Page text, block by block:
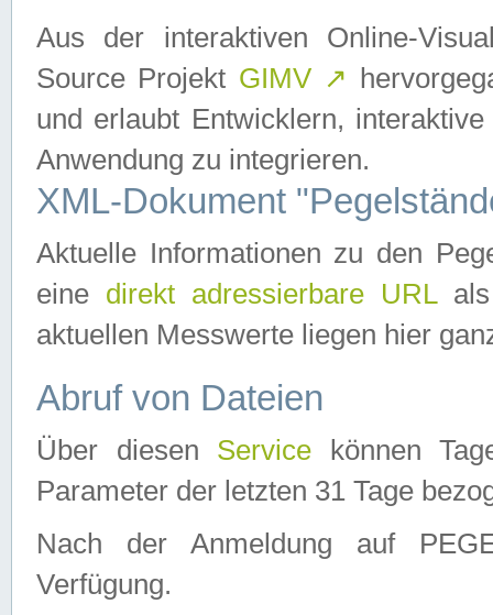
Aus der interaktiven Online-
Source Projekt GIMV ↗
und erlaubt Entwicklern,
Anwendung zu integrieren.
XML-Dokument
Aktuelle Informationen zu den
eine direkt adressierbare URLals
aktuellen Messwerte liegen hier
Abruf von Dateien
Über diesen Service können
Parameter der letzten 31 Tage
Nach der Anmeldung auf
Verfügung.